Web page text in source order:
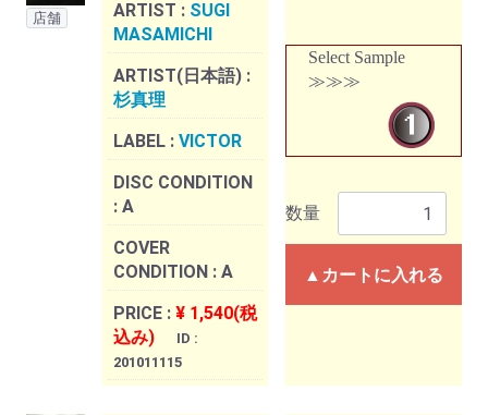
店舗
ARTIST : SUGI
MASAMICHI
ARTIST(日本語) :
杉真理
LABEL : VICTOR
DISC CONDITION
: A
COVER
CONDITION : A
PRICE : ¥ 1,540(税
込み)
ID :
201011115
Select Sample
≫≫≫
数量
▲カートに入れる